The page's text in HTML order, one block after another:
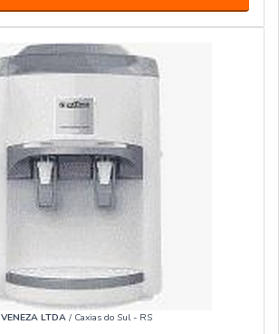
VENEZA LTDA/ Caxias do Sul - RS